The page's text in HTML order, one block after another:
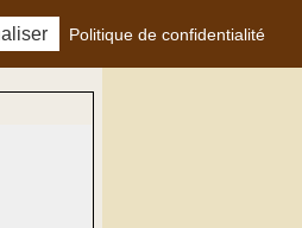
Politique de confidentialité